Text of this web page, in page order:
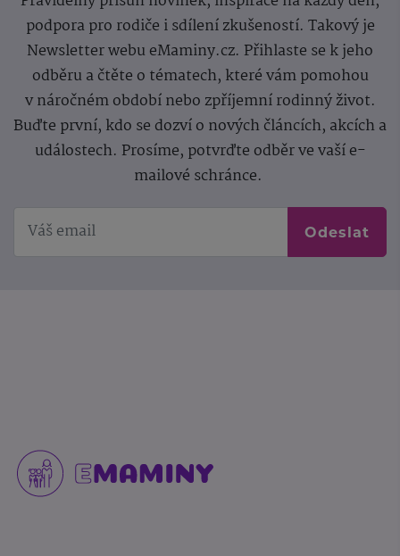
podpora pro rodiče i sdílení zkušeností. Takový je
Newsletter webu eMaminy.cz. Přihlaste se k jeho
odběru a čtěte o tématech, které vám pomohou
v náročném období nebo zpříjemní rodinný život.
Buďte první, kdo se dozví o nových článcích, akcích a
událostech. Prosíme, potvrďte odběr ve vaší e-
mailové schránce.
Odeslat